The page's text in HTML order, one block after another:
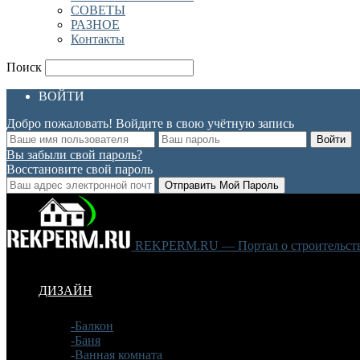
СОВЕТЫ
РАЗНОЕ
Контакты
Поиск
ВОЙТИ
Добро пожаловать! Войдите в свою учётную запись
Вы забыли свой пароль?
Восстановите свой пароль
REKPERM.RU — Портал о
ДИЗАЙН
-Балкон
-Баня
-Ванная комната